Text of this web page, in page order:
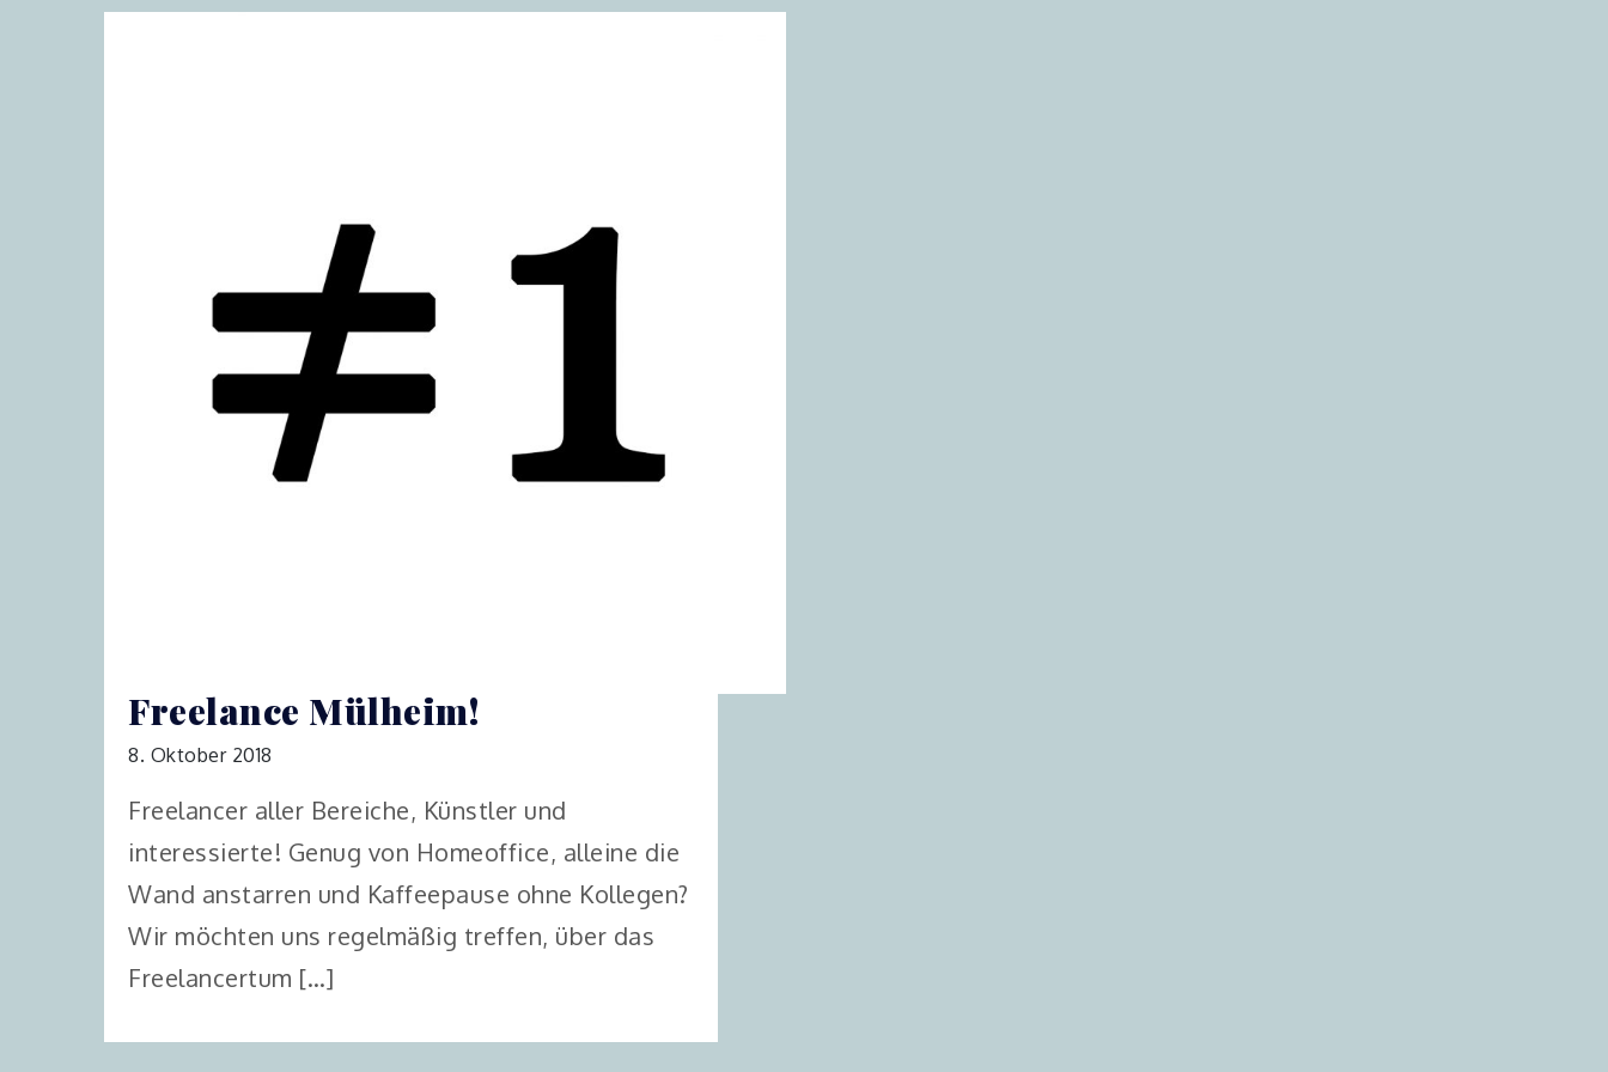
Freelance Mülheim!
8. Oktober 2018
Freelancer aller Bereiche, Künstler und
interessierte! Genug von Homeoffice, alleine die
Wand anstarren und Kaffeepause ohne Kollegen?
Wir möchten uns regelmäßig treffen, über das
Freelancertum […]